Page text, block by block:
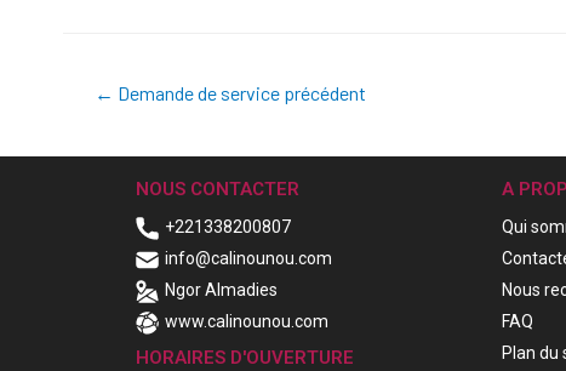
← Demande de service précédent
NOUS CONTACTER
+221338200807
info@calinounou.com
Ngor Almadies
www.calinounou.com
HORAIRES D'OUVERTURE
A
Qui
Nous
FAQ
Plan du